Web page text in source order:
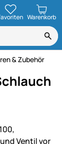
Warenkorb
& Zubehör